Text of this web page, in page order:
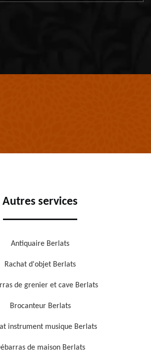
Autres services
Antiquaire Berlats
Rachat d'objet Berlats
de grenier et cave Berlats
Brocanteur Berlats
instrument musique Berlats
de maison Berlats